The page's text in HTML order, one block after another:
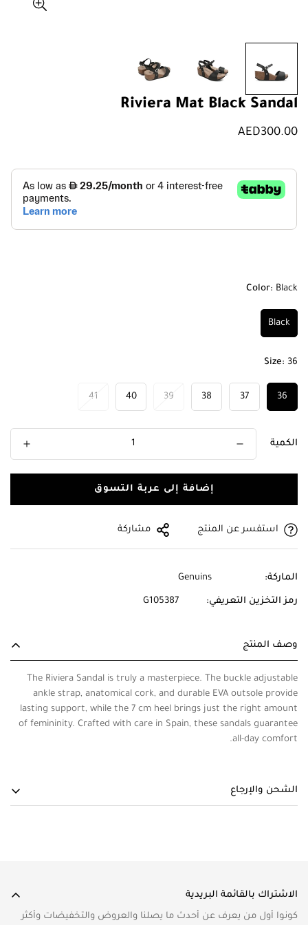
Riviera Mat Black Sandal
سعر
AED300.00
Color: Black
Black
Size: 36
36
37
38
39
40
41
الكمية
إضافة إلى عربة التسوق
استفسر عن المنتج مشاركة
الماركة: Genuins
رمز التخزين التعريفي: G105387
وصف المنتج
The Riviera Sandal is truly a masterpiece. The buckle adjustable
ankle strap, anatomical cork, and durable EVA outsole provide
lasting support, while the 7 cm heel brings just the right amount
of femininity. Crafted with care in Spain, these sandals guarantee
all-day comfort.
الشحن والإرجاع
(خمسة وعشرون درهماً).
تعتمد رسوم الشحن في دول مجلس التعاون الخليجي على الوزن
الاشتراك بالقائمة البريدية
كونوا أول من يعرف عن أحدث ما يصلنا والعروض والتخفيضات وأكثر